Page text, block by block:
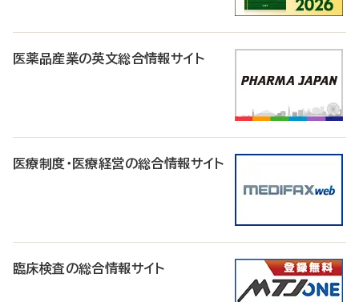
医薬品産業の英文総合情報サイト
医療制度・医療経営の総合情報サイト
臨床検査の総合情報サイト